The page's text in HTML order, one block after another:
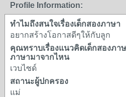
Profile Information:
ทำไมถึงสนใจเรื่องเด็กสองภาษา
อยากสร้างโอกาสดีๆให้กับลูก
คุณทราบเรื่องแนวคิดเด็กสองภา
ภาษามาจากไหน
เวบไซด์
สถานะผู้ปกครอง
แม่